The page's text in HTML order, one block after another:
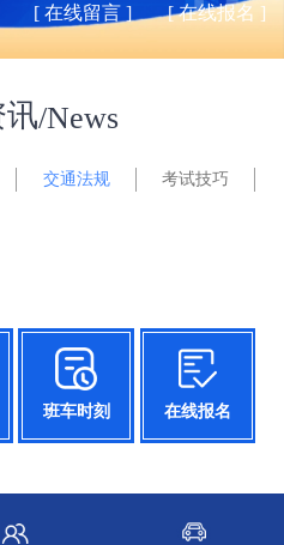
[ 在线留言 ] [ 在线报名 ]
讯/News
交通法规
考试技巧
班车时刻 在线报名